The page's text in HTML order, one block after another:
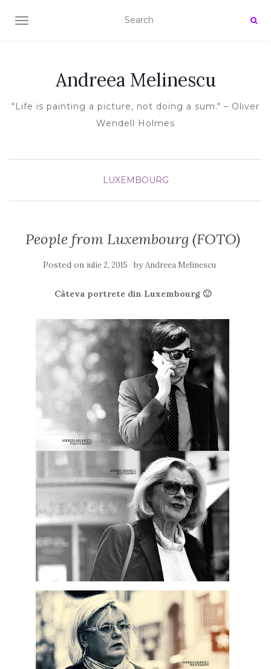
TOGGLE NAVIGATION
Andreea Melinescu
"Life is painting a picture, not doing a sum." – Oliver
Wendell Holmes
LUXEMBOURG
People from Luxembourg (FOTO)
Posted on iulie 2, 2015 byAndreea Melinescu
Câteva portrete din Luxembourg 🙂